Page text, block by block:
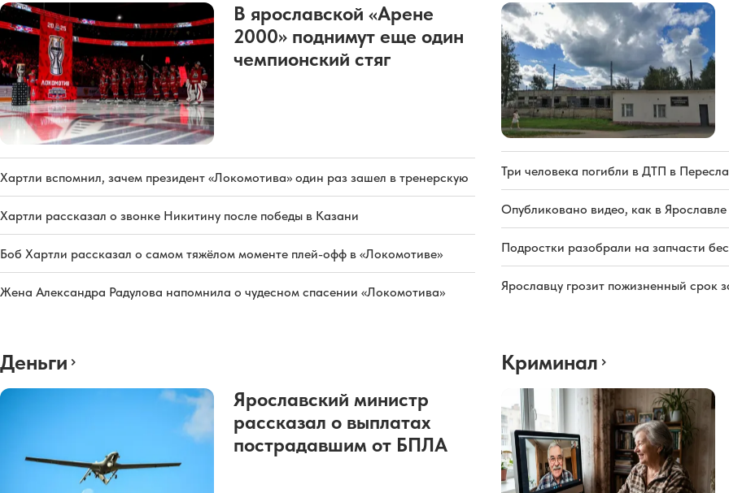
В ярославской «Арене
2000» поднимут еще один
чемпионский стяг
Хартли вспомнил, зачем президент «Локомотива» один раз зашел в тренерскую
Хартли рассказал о звонке Никитину после победы в Казани
Боб Хартли рассказал о самом тяжёлом моменте плей-офф в «Локомотиве»
Жена Александра Радулова напомнила о чудесном спасении «Локомотива»
Три человека погибли в ДТП в
Опубликовано видео, как в
Подростки разобрали на запчасти
Ярославцу грозит пожизненный срок
Деньги
Ярославский министр
рассказал о выплатах
пострадавшим от БПЛА
Криминал